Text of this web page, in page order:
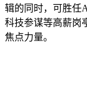
辑的同时，可胜任
科技参谋等高薪岗
焦点力量。